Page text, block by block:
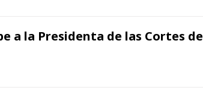
a la Presidenta de las Cortes de